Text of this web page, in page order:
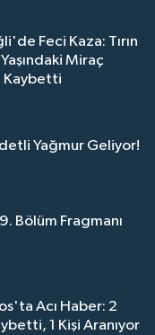
Feci Kaza: Tırın
Miraç
Kaybetti
Yağmur Geliyor!
Bölüm Fragmanı
Acı Haber: 2
1 Kişi Aranıyor